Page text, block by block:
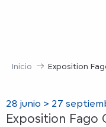
Inicio Exposition
28 junio > 27
Exposition Fago